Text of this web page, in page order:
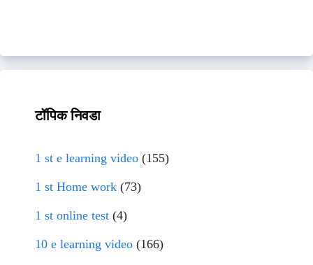
टॉपिक निवडा
1 st e learning video (155)
1 st Home work (73)
1 st online test (4)
10 e learning video (166)